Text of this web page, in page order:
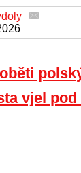
vjel